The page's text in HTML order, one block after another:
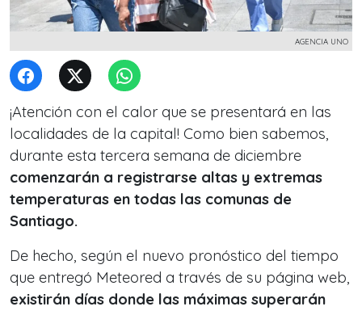
AGENCIA UNO
¡Atención con el calor que se presentará en las
localidades de la capital! Como bien sabemos,
durante esta tercera semana de diciembre
comenzarán a registrarse altas y extremas
temperaturas en todas las comunas de
Santiago.
De hecho, según el nuevo pronóstico del tiempo
que entregó Meteored a través de su página web,
existirán días donde las máximas superarán